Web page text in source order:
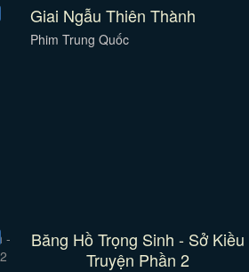
Giai Ngẫu Thiên Thành
Phim Trung Quốc
Băng Hồ Trọng Sinh - Sở Kiều
Truyện Phần 2